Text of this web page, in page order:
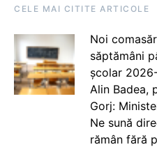
CELE MAI CITITE ARTICOLE
Noi
săptămâni
școlar
Alin Badea,
Gorj:
Ne sună
rămân fără